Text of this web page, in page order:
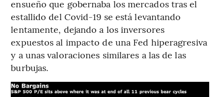
ensueño que gobernaba los mercados tras el
estallido del Covid-19 se está levantando
lentamente, dejando a los inversores
expuestos al impacto de una Fed hiperagresiva
y a unas valoraciones similares a las de las
burbujas.